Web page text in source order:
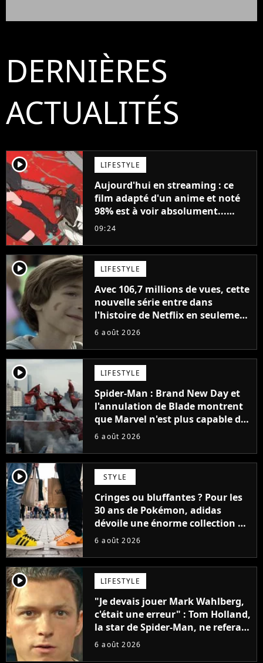
DERNIÈRES
ACTUALITÉS
player2 LIFESTYLE
Aujourd'hui en streaming : ce
film adapté d'un anime et noté
98% est à voir absolument...
sinon vous ne comprendrez plus
09:24
player2 LIFESTYLE
Avec 106,7 millions de vues, cette
nouvelle série entre dans
l'histoire de Netflix en seulement
48 jours
6 août 2026
player2 LIFESTYLE
Spider-Man : Brand New Day et
l'annulation de Blade montrent
que Marvel n'est plus capable de
faire quoi que ce soit de simple
6 août 2026
player2 STYLE
Cringes ou bluffantes ? Pour les
30 ans de Pokémon, adidas
dévoile une énorme collection de
sneakers et je ne sais pas quoi en
6 août 2026
player2 LIFESTYLE
"Je devais jouer Mark Wahlberg,
c'était une erreur" : Tom Holland,
la star de Spider-Man, ne referait
pas ce blockbuster
6 août 2026